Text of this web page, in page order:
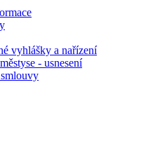
vyhlášky a nařízení
- usnesení